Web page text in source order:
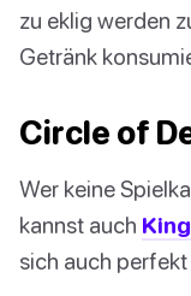
zu eklig werden
Getränk
Circle of
Wer keine
kannst auch
sich auch